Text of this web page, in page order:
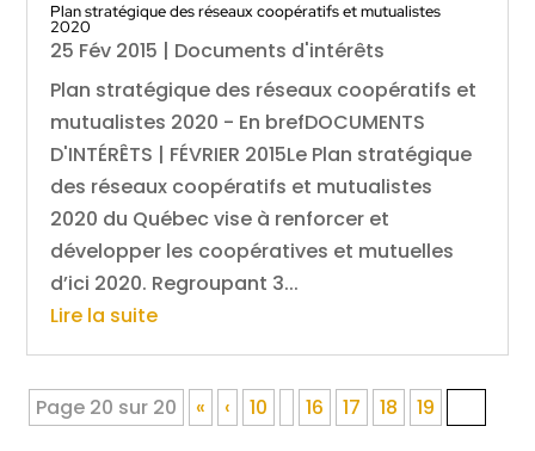
Plan stratégique des réseaux coopératifs et mutualistes
2020
25 Fév 2015 | Documents d'intérêts
Plan stratégique des réseaux coopératifs et
mutualistes 2020 - En brefDOCUMENTS
D'INTÉRÊTS | FÉVRIER 2015Le Plan stratégique
des réseaux coopératifs et mutualistes
2020 du Québec vise à renforcer et
développer les coopératives et mutuelles
d’ici 2020. Regroupant 3...
Lire la suite
Page 20 sur 20 « ‹ 10 16 17 18 19